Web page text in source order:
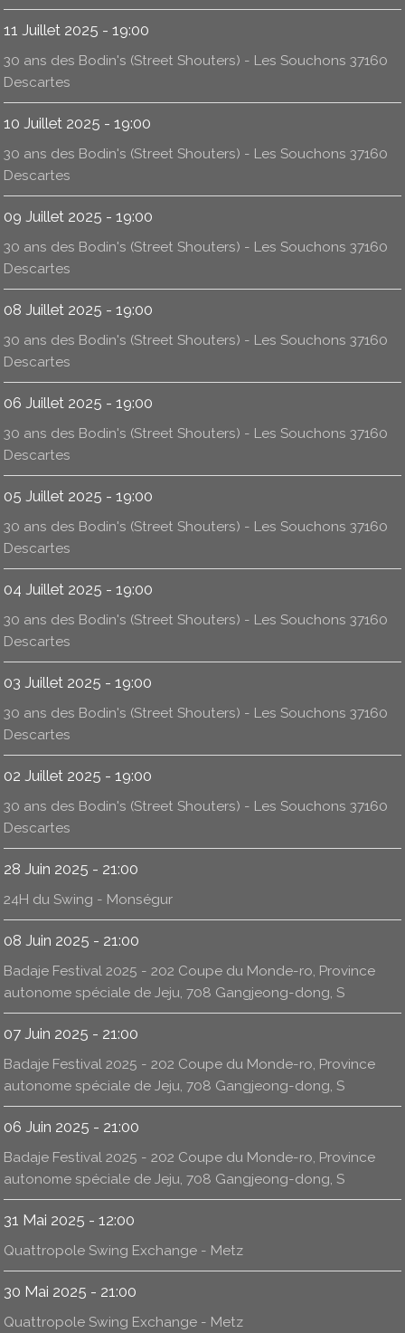
11 Juillet 2025 - 19:00
30 ans des Bodin's (Street Shouters) - Les Souchons 37160
Descartes
10 Juillet 2025 - 19:00
30 ans des Bodin's (Street Shouters) - Les Souchons 37160
Descartes
09 Juillet 2025 - 19:00
30 ans des Bodin's (Street Shouters) - Les Souchons 37160
Descartes
08 Juillet 2025 - 19:00
30 ans des Bodin's (Street Shouters) - Les Souchons 37160
Descartes
06 Juillet 2025 - 19:00
30 ans des Bodin's (Street Shouters) - Les Souchons 37160
Descartes
05 Juillet 2025 - 19:00
30 ans des Bodin's (Street Shouters) - Les Souchons 37160
Descartes
04 Juillet 2025 - 19:00
30 ans des Bodin's (Street Shouters) - Les Souchons 37160
Descartes
03 Juillet 2025 - 19:00
30 ans des Bodin's (Street Shouters) - Les Souchons 37160
Descartes
02 Juillet 2025 - 19:00
30 ans des Bodin's (Street Shouters) - Les Souchons 37160
Descartes
28 Juin 2025 - 21:00
24H du Swing - Monségur
08 Juin 2025 - 21:00
Badaje Festival 2025 - 202 Coupe du Monde-ro, Province
autonome spéciale de Jeju, 708 Gangjeong-dong, S
07 Juin 2025 - 21:00
Badaje Festival 2025 - 202 Coupe du Monde-ro, Province
autonome spéciale de Jeju, 708 Gangjeong-dong, S
06 Juin 2025 - 21:00
Badaje Festival 2025 - 202 Coupe du Monde-ro, Province
autonome spéciale de Jeju, 708 Gangjeong-dong, S
31 Mai 2025 - 12:00
Quattropole Swing Exchange - Metz
30 Mai 2025 - 21:00
Quattropole Swing Exchange - Metz